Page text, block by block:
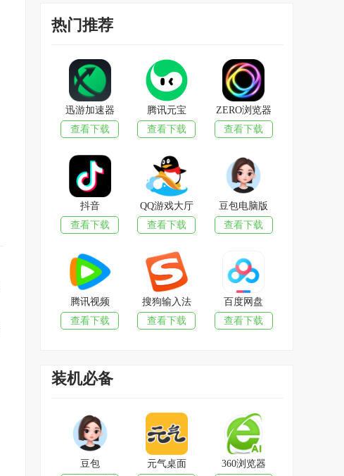
热门推荐
迅游加速器
查看下载
腾讯元宝
查看下载
ZERO浏览器
查看下载
抖音
查看下载
QQ游戏大厅
查看下载
豆包电脑版
查看下载
腾讯视频
查看下载
搜狗输入法
查看下载
百度网盘
查看下载
装机必备
豆包
元气桌面
360浏览器